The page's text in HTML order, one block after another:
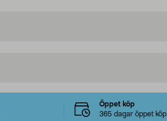
Öppet köp
365 dagar öppet köp